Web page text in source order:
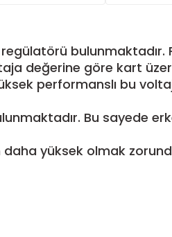
bulunmaktadır.
değerine göre kart
performanslı bu
Bu sayede
yüksek olmak